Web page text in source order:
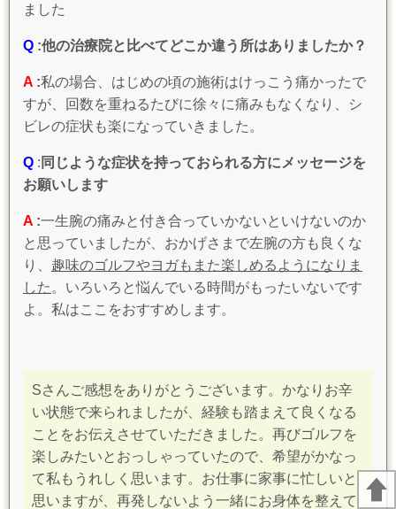
ました
Q :他の治療院と比べてどこか違う所はありましたか？
A :私の場合、はじめの頃の施術はけっこう痛かったで
すが、回数を重ねるたびに徐々に痛みもなくなり、シ
ビレの症状も楽になっていきました。
Q : 同じような症状を持っておられる方にメッセージを
お願いします
A :一生腕の痛みと付き合っていかないといけないのか
と思っていましたが、おかげさまで左腕の方も良くな
り、 趣味のゴルフやヨガもまた楽しめるようになりま
した 。いろいろと悩んでいる時間がもったいないです
よ。私はここをおすすめします。
Sさんご感想をありがとうございます。かなりお辛
い状態で来られましたが、経験も踏まえて良くなる
ことをお伝えさせていただきました。再びゴルフを
楽しみたいとおっしゃっていたので、 希望がかなっ
て私もうれしく思います。お仕事に家事に忙しいと
思いますが、 再発しないよう一緒にお身体を整えて